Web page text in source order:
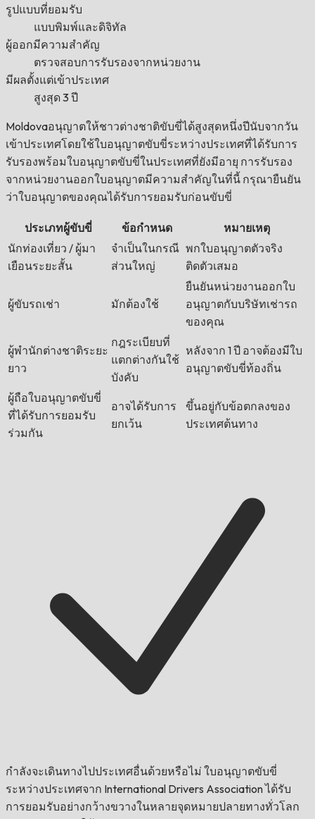
รูปแบบที่ยอมรับ
แบบพิมพ์และดิจิทัล
ผู้ออกมีความสำคัญ
ตรวจสอบการรับรองจากหน่วยงาน
มีผลตั้งแต่เข้าประเทศ
สูงสุด 3 ปี
Moldovaอนุญาตให้ชาวต่างชาติขับขี่ได้สูงสุดหนึ่งปีนับจากวัน
เข้าประเทศโดยใช้ใบอนุญาตขับขี่ระหว่างประเทศที่ได้รับการ
รับรองพร้อมใบอนุญาตขับขี่ในประเทศที่ยังมีอายุ การรับรอง
จากหน่วยงานออกใบอนุญาตมีความสำคัญในที่นี้ กรุณายืนยัน
ว่าใบอนุญาตของคุณได้รับการยอมรับก่อนขับขี่
ประเภทผู้ขับขี่ ข้อกำหนด
หมายเหตุ
นักท่องเที่ยว / ผู้มา
เยือนระยะสั้น
จำเป็นในกรณี
ส่วนใหญ่
พกใบอนุญาตตัวจริง
ติดตัวเสมอ
ผู้ขับรถเช่า มักต้องใช้
ยืนยันหน่วยงานออกใบ
อนุญาตกับบริษัทเช่ารถ
ของคุณ
ผู้พำนักต่างชาติระยะ
ยาว
กฎระเบียบที่
แตกต่างกันใช้
บังคับ
หลังจาก 1 ปี อาจต้องมีใบ
อนุญาตขับขี่ท้องถิ่น
ผู้ถือใบอนุญาตขับขี่
ที่ได้รับการยอมรับ
ร่วมกัน
อาจได้รับการ
ยกเว้น
ขึ้นอยู่กับข้อตกลงของ
ประเทศต้นทาง
กำลังจะเดินทางไปประเทศอื่นด้วยหรือไม่ ใบอนุญาตขับขี่
ระหว่างประเทศจาก International Drivers Association ได้รับ
การยอมรับอย่างกว้างขวางในหลายจุดหมายปลายทางทั่วโลก